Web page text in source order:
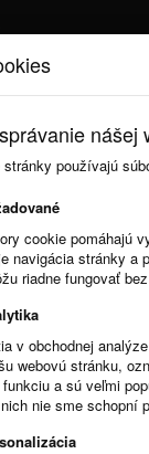
nová verzia,
rozhranie, API
používaní
Táto
stránky používajú
cookie pomáhajú
navigácia stránky a
riadne fungovať
v obchodnej
webovú stránku,
a sú veľmi
nie sme schopní